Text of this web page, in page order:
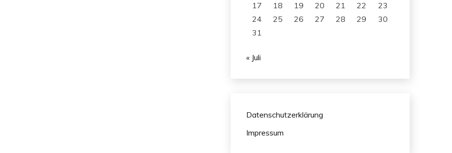
17
18 19 20 21 22
23
24
25 26 27 28 29
30
31
« Juli
Datenschutzerklärung
Impressum